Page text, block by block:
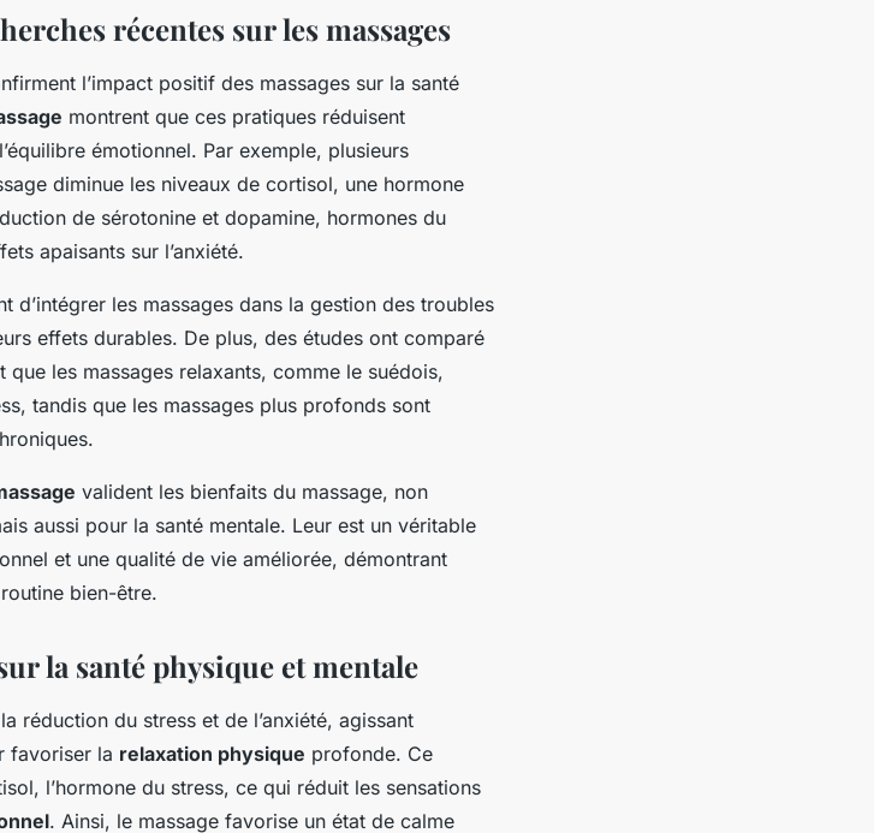
récentes sur les massages
l’impact positif des massages sur la santé
montrent que ces pratiques réduisent
émotionnel. Par exemple, plusieurs
diminue les niveaux de cortisol, une hormone
de sérotonine et dopamine, hormones du
apaisants sur l’anxiété.
d’intégrer les massages dans la gestion des troubles
effets durables. De plus, des études ont comparé
les massages relaxants, comme le suédois,
tandis que les massages plus profonds sont
valident les bienfaits du massage, non
aussi pour la santé mentale. Leur est un véritable
et une qualité de vie améliorée, démontrant
bien-être.
la santé physique et mentale
réduction du stress et de l’anxiété, agissant
favoriser la relaxation physique profonde. Ce
l’hormone du stress, ce qui réduit les sensations
. Ainsi, le massage favorise un état de calme